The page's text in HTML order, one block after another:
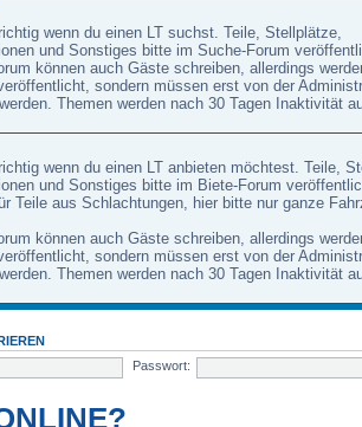
wenn du einen LT suchst. Teile, Stellplätze,
und Sonstiges bitte im Suche-Forum
können auch Gäste schreiben, allerdings
sondern müssen erst von der
Themen werden nach 30 Tagen Inaktivität
wenn du einen LT anbieten möchtest. Teile,
und Sonstiges bitte im Biete-Forum
Teile aus Schlachtungen, hier bitte nur ganze
können auch Gäste schreiben, allerdings
sondern müssen erst von der
Themen werden nach 30 Tagen Inaktivität
Passwort: